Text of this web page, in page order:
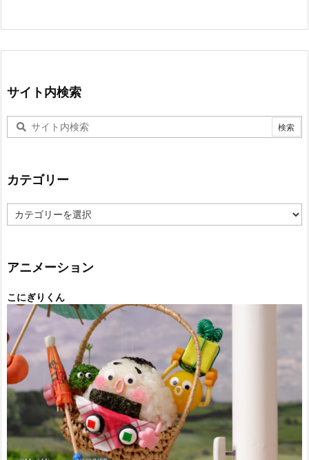
サイト内検索
カテゴリー
テ
ー
アニメーション
こにぎりくん